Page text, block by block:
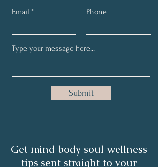
Email Phone
Submit
Get mind body soul wellness
tips sent straight to your